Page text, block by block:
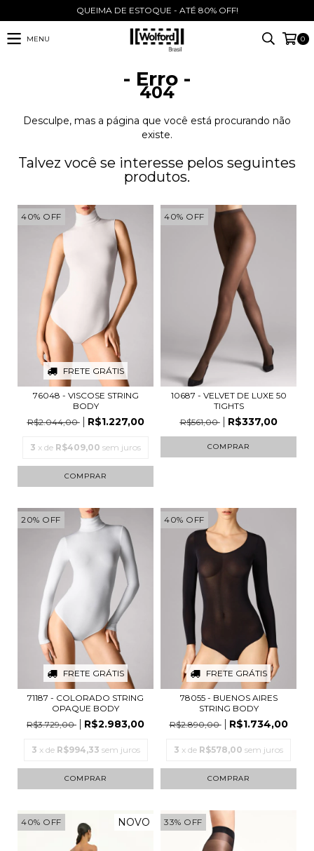
QUEIMA DE ESTOQUE - ATÉ 80% OFF!
MENU 0
- Erro -
404
Desculpe, mas a página que você está procurando não
existe.
Talvez você se interesse pelos seguintes
produtos.
40% OFF
FRETE GRÁTIS
76048 - VISCOSE STRING
BODY
R$2.044,00
R$1.227,00
3 x de R$409,00 sem juros
COMPRAR
40% OFF
10687 - VELVET DE LUXE 50
TIGHTS
R$561,00
R$337,00
COMPRAR
20% OFF
FRETE GRÁTIS
71187 - COLORADO STRING
OPAQUE BODY
R$3.729,00
R$2.983,00
3 x de R$994,33 sem juros
COMPRAR
40% OFF
FRETE GRÁTIS
78055 - BUENOS AIRES
STRING BODY
R$2.890,00
R$1.734,00
3 x de R$578,00 sem juros
COMPRAR
40% OFF NOVO 33% OFF